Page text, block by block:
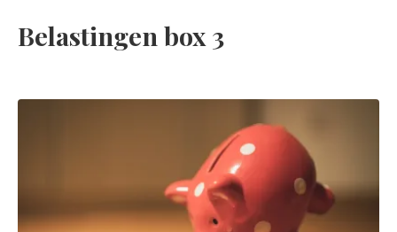
Belastingen box 3